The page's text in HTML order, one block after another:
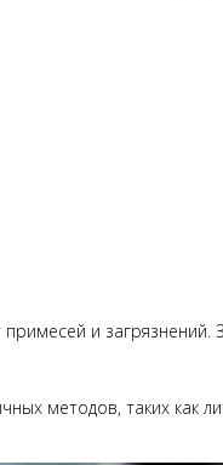
и
методов, таких как